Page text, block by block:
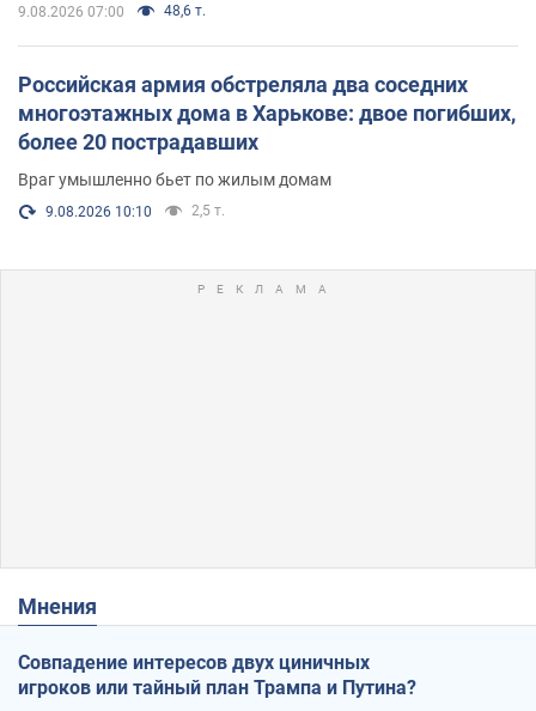
9.08.2026 07:00 48,6 т.
Российская армия обстреляла два соседних
многоэтажных дома в Харькове: двое погибших,
более 20 пострадавших
Враг умышленно бьет по жилым домам
9.08.2026 10:10 2,5 т.
Мнения
Совпадение интересов двух циничных
игроков или тайный план Трампа и Путина?